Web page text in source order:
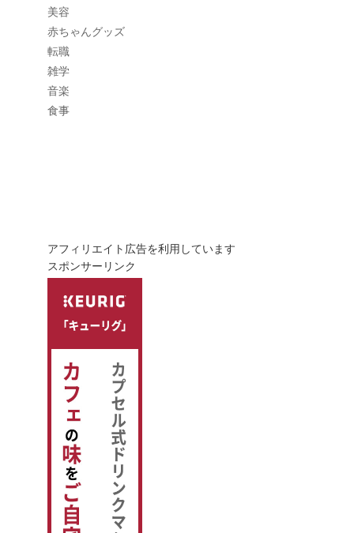
美容
赤ちゃんグッズ
転職
雑学
音楽
食事
アフィリエイト広告を利用しています
スポンサーリンク